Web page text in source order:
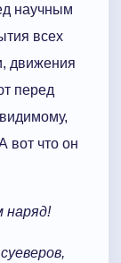
научным
всех
движения
перед
вот что он
наряд!